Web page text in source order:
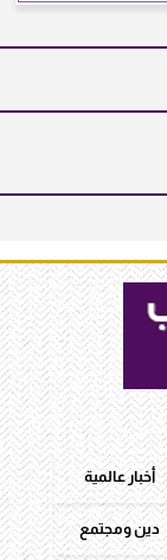
أخبار عالمية
دين ومجتمع